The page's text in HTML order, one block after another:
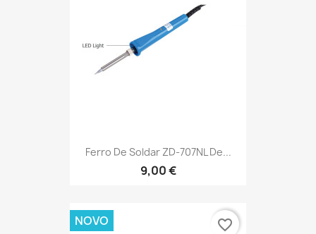
Ferro De Soldar ZD-707NL De...
9,00 €
NOVO favorite_border